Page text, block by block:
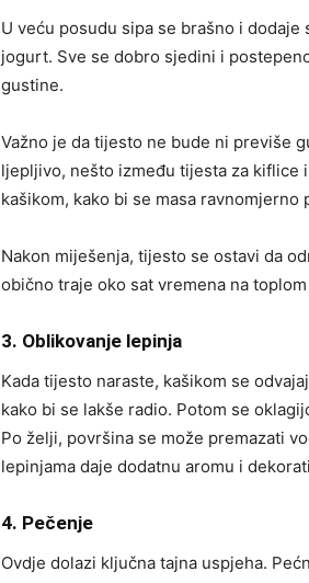
U veću posudu sipa se brašno i
jogurt. Sve se dobro sjedini i
gustine.
Važno je da tijesto ne bude ni previše
ljepljivo, nešto između tijesta za kiflice
kašikom, kako bi se masa ravnomjerno
Nakon miješenja, tijesto se ostavi da
obično traje oko sat vremena na
3. Oblikovanje lepinja
Kada tijesto naraste, kašikom se
kako bi se lakše radio. Potom se
Po želji, površina se može premazati
lepinjama daje dodatnu aromu i
4. Pečenje
Ovdje dolazi ključna tajna uspjeha.